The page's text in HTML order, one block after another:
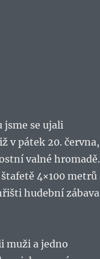
jsme se ujali
v pátek 20. června,
valné hromadě.
4×100 metrů
hudební zábava
muži a jedno